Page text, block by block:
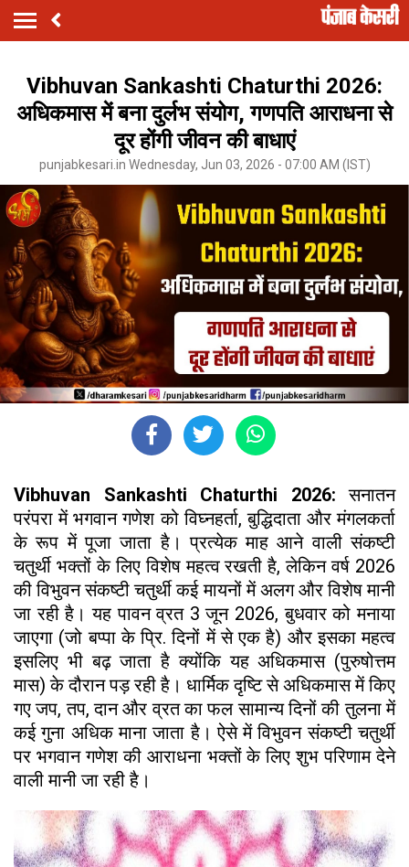
Vibhuvan Sankashti Chaturthi 2026:
अधिकमास में बना दुर्लभ संयोग, गणपति आराधना से
दूर होंगी जीवन की बाधाएं
punjabkesari.in Wednesday, Jun 03, 2026 - 07:00 AM (IST)
Vibhuvan Sankashti Chaturthi 2026:सनातन
परंपरा में भगवान गणेश को विघ्नहर्ता, बुद्धिदाता और मंगलकर्ता
के रूप में पूजा जाता है। प्रत्येक माह आने वाली संकष्टी
चतुर्थी भक्तों के लिए विशेष महत्व रखती है, लेकिन वर्ष 2026
की विभुवन संकष्टी चतुर्थी कई मायनों में अलग और विशेष मानी
जा रही है। यह पावन व्रत 3 जून 2026, बुधवार को मनाया
जाएगा (जो बप्पा के प्रि. दिनों में से एक है) और इसका महत्व
इसलिए भी बढ़ जाता है क्योंकि यह अधिकमास (पुरुषोत्तम
मास) के दौरान पड़ रही है। धार्मिक दृष्टि से अधिकमास में किए
गए जप, तप, दान और व्रत का फल सामान्य दिनों की तुलना में
कई गुना अधिक माना जाता है। ऐसे में विभुवन संकष्टी चतुर्थी
पर भगवान गणेश की आराधना भक्तों के लिए शुभ परिणाम देने
वाली मानी जा रही है।